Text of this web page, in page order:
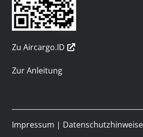
Zu Aircargo.ID
Zur Anleitung
Impressum | Datenschutzhinweise